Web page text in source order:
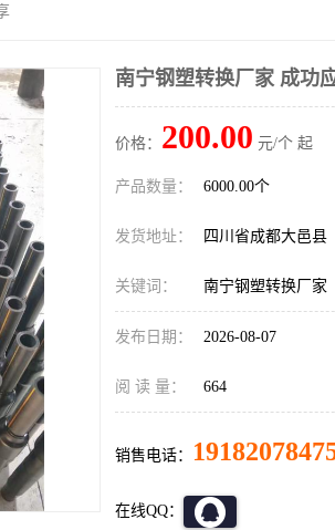
南宁钢塑转换厂家 成功
价格： 200.00 元/个 起
产品数量： 6000.00个
发货地址： 四川省成都大邑县
关键词： 南宁钢塑转换厂家
发布日期： 2026-08-07
阅 读 量： 664
销售电话：
在线QQ：